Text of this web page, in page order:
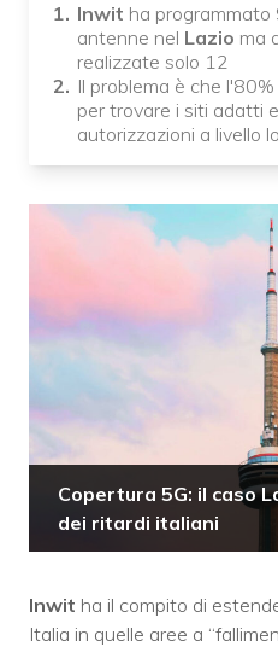
Inwit ha programmato
antenne nel Lazio ma
realizzate solo 12
Il problema è che
per trovare i siti adatti
autorizzazioni a livello
Copertura 5G: il caso
dei ritardi italiani
Inwit ha il compito di
Italia in quelle aree a